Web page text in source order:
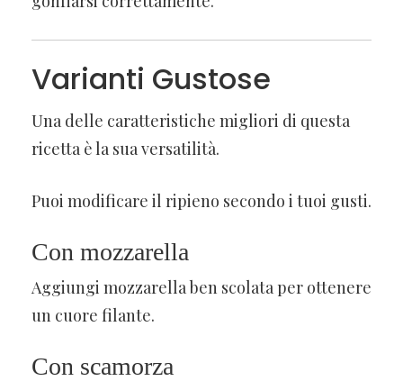
Varianti Gustose
Una delle caratteristiche migliori di questa
ricetta è la sua versatilità.
Puoi modificare il ripieno secondo i tuoi gusti.
Con mozzarella
Aggiungi mozzarella ben scolata per ottenere
un cuore filante.
Con scamorza